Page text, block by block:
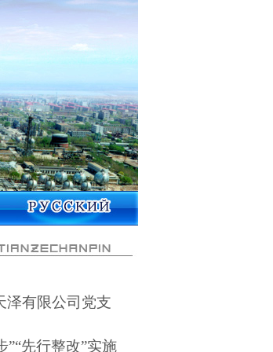
泽有限公司党支
”“先行整改”实施